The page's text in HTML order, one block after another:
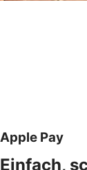
Apple Pay
Einfach,